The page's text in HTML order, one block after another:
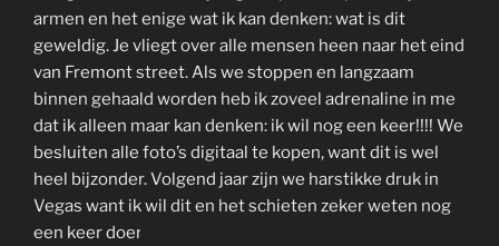
armen en het enige wat ik kan denken: wat is dit
geweldig. Je vliegt over alle mensen heen naar het eind
van Fremont street. Als we stoppen en langzaam
binnen gehaald worden heb ik zoveel adrenaline in me
dat ik alleen maar kan denken: ik wil nog een keer!!!! We
besluiten alle foto’s digitaal te kopen, want dit is wel
heel bijzonder. Volgend jaar zijn we harstikke druk in
Vegas want ik wil dit en het schieten zeker weten nog
een keer doen.